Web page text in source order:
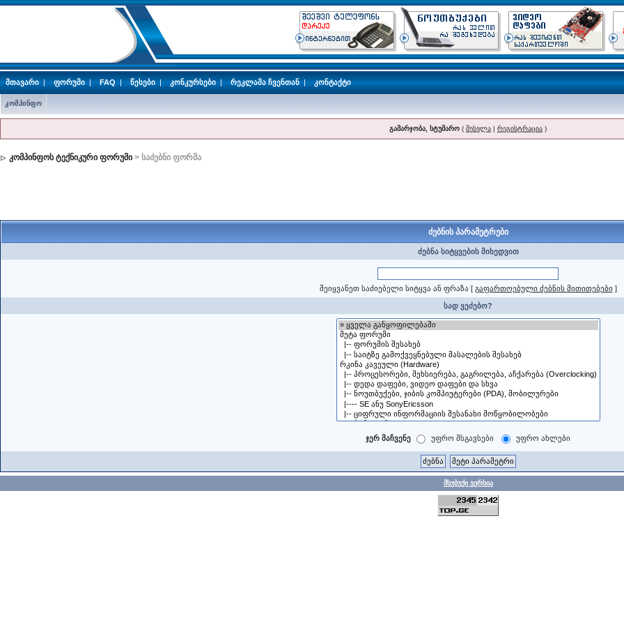
მთავარი| ფორუმი| FAQ| წესები| კონკურსები| რეკლამა ჩვენთან| კონტაქტი
კომპინფო
გამარჯობა, სტუმარო ( შესვლა | რეგისტრაცია )
კომპინფოს ტექნიკური ფორუმი > საძებნი ფორმა
ძებნის პარამეტრები
ძებნა სიტყვების მიხედვით
შეიყვანეთ საძიებელი სიტყვა ან ფრაზა [ გაფართოებული ძებნის მითითებები]
სად ვეძებო?
ჯერ მაჩვენე უფრო მსგავსები უფრო ახლები
მსუბუქი ვერსია